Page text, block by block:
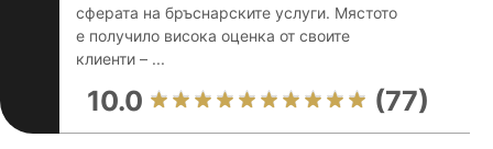
сферата на бръснарските услуги. Мястото
е получило висока оценка от своите
клиенти – ...
10.0 (77)